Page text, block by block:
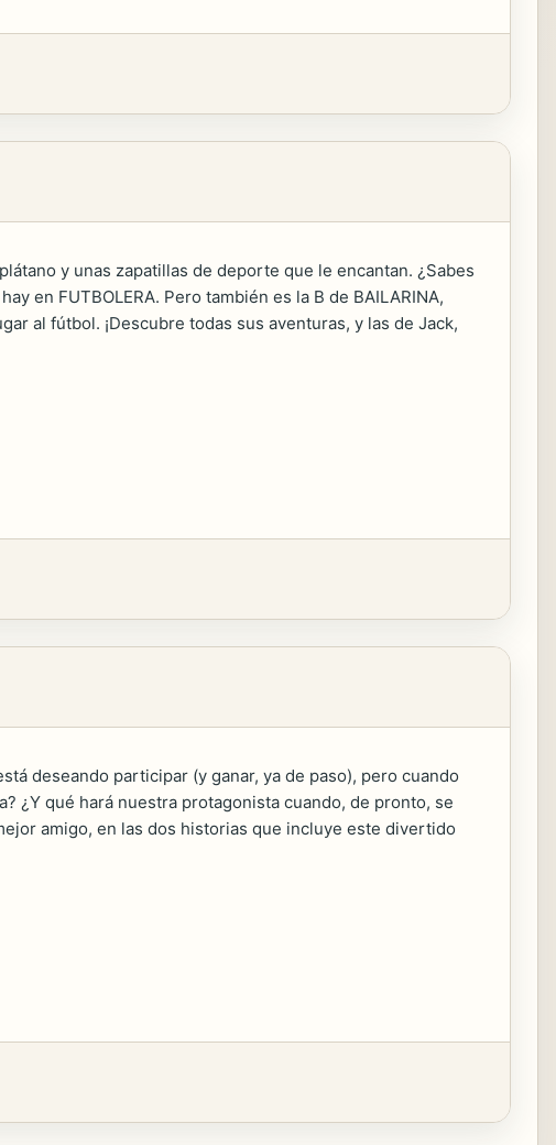
y unas zapatillas de deporte que le encantan. ¿Sabes
en FUTBOLERA. Pero también es la B de BAILARINA,
al fútbol. ¡Descubre todas sus aventuras, y las de Jack,
deseando participar (y ganar, ya de paso), pero cuando
¿Y qué hará nuestra protagonista cuando, de pronto, se
amigo, en las dos historias que incluye este divertido